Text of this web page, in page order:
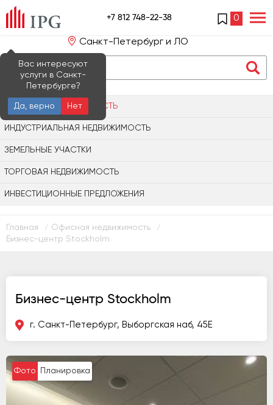
+7 812 748-22-38 0
Санкт-Петербург и ЛО
Вас интересуют
услуги в Санкт-
Петербурге?
Да, верно Нет
ОФИСНАЯ НЕДВИЖИМОСТЬ
ИНДУСТРИАЛЬНАЯ НЕДВИЖИМОСТЬ
ЗЕМЕЛЬНЫЕ УЧАСТКИ
ТОРГОВАЯ НЕДВИЖИМОСТЬ
ИНВЕСТИЦИОННЫЕ ПРЕДЛОЖЕНИЯ
Главная / Офисная недвижимость /
Бизнес-центр Stockholm
Бизнес-центр Stockholm
г. Санкт-Петербург, Выборгская наб, 45Е
Фото Планировка